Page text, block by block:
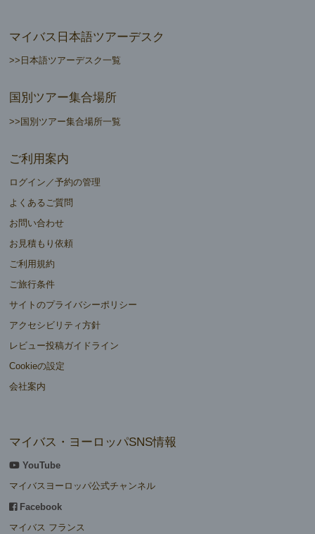
マイバス日本語ツアーデスク
>>日本語ツアーデスク一覧
国別ツアー集合場所
>>国別ツアー集合場所一覧
ご利用案内
ログイン／予約の管理
よくあるご質問
お問い合わせ
お見積もり依頼
ご利用規約
ご旅行条件
サイトのプライバシーポリシー
アクセシビリティ方針
レビュー投稿ガイドライン
Cookieの設定
会社案内
マイバス・ヨーロッパSNS情報
YouTube
マイバスヨーロッパ公式チャンネル
Facebook
マイバス フランス